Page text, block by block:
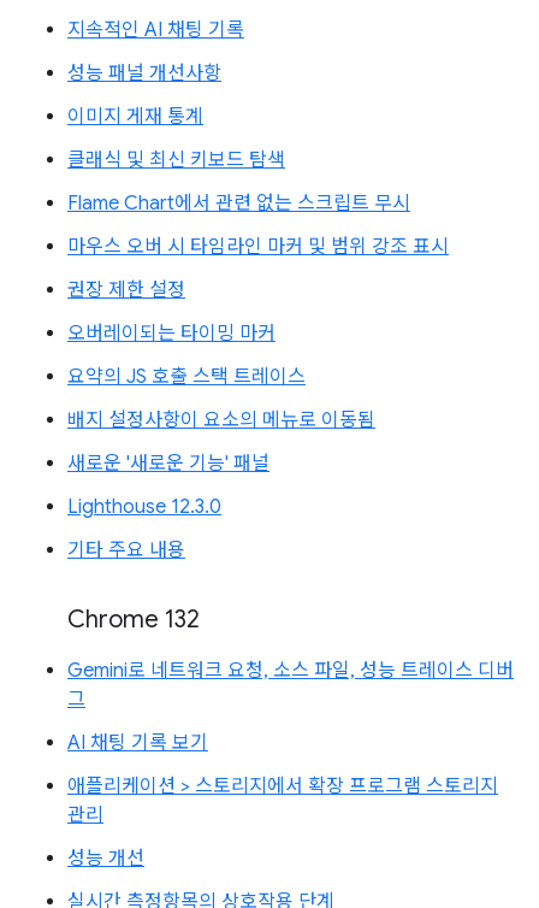
지속적인 AI 채팅 기록
성능 패널 개선사항
이미지 게재 통계
클래식 및 최신 키보드 탐색
Flame Chart에서 관련 없는 스크립트 무시
마우스 오버 시 타임라인 마커 및 범위 강조 표시
권장 제한 설정
오버레이되는 타이밍 마커
요약의 JS 호출 스택 트레이스
배지 설정사항이 요소의 메뉴로 이동됨
새로운 '새로운 기능' 패널
Lighthouse 12.3.0
기타 주요 내용
Chrome 132
Gemini로 네트워크 요청, 소스 파일, 성능 트레이스 디버
그
AI 채팅 기록 보기
애플리케이션 > 스토리지에서 확장 프로그램 스토리지
관리
성능 개선
실시간 측정항목의 상호작용 단계